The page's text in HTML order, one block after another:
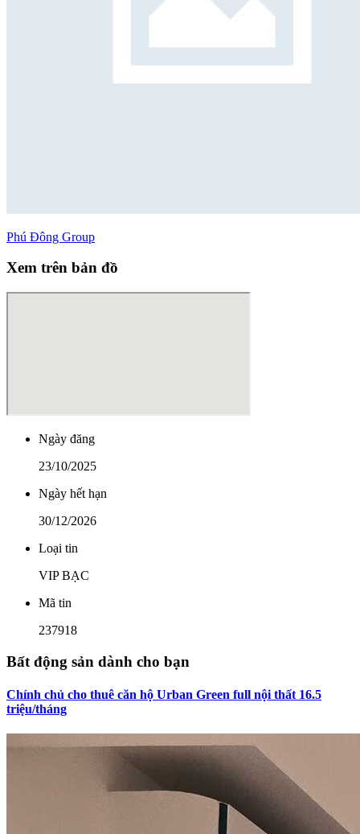
Phú Đông Group
Xem trên bản đồ
Ngày đăng
23/10/2025
Ngày hết hạn
30/12/2026
Loại tin
VIP BẠC
Mã tin
237918
Bất động sản dành cho bạn
Chính chủ cho thuê căn hộ Urban Green full nội thất 16.5
triệu/tháng